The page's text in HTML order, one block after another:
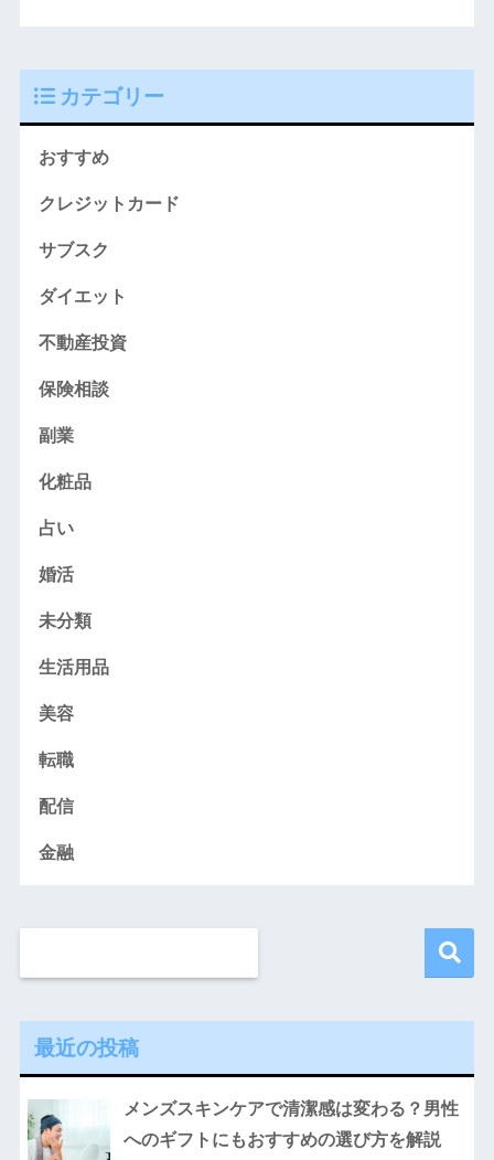
カテゴリー
おすすめ
クレジットカード
サブスク
ダイエット
不動産投資
保険相談
副業
化粧品
占い
婚活
未分類
生活用品
美容
転職
配信
金融
最近の投稿
メンズスキンケアで清潔感は変わる？男性
へのギフトにもおすすめの選び方を解説